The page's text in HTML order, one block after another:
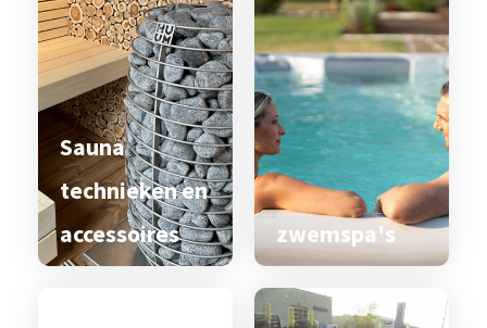
Sauna
technieken en
accessoires
zwemspa's